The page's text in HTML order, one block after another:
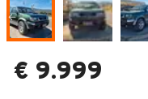
Concessionari
€ 9.999